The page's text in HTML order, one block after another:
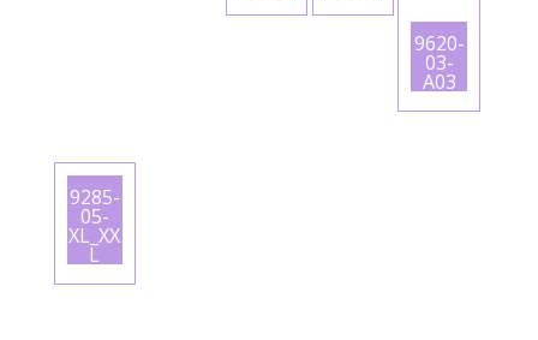
9620-
03-
A03
9285-
05-
XL_XX
L